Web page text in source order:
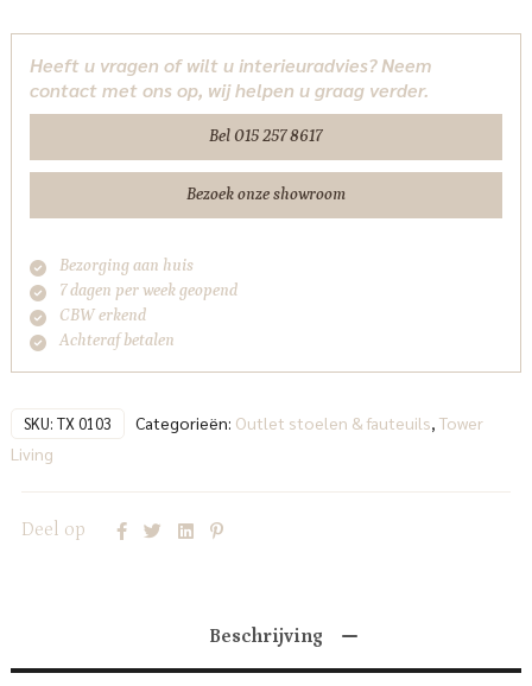
-
fabric
Genova
101
Heeft u vragen of wilt u interieuradvies? Neem
contact met ons op, wij helpen u graag verder.
Bel 015 257 8617
Bezoek onze showroom
Bezorging aan huis
7 dagen per week geopend
CBW erkend
Achteraf betalen
SKU: TX 0103 Categorieën: Outlet stoelen & fauteuils Tower
Living
Deel op
Beschrijving